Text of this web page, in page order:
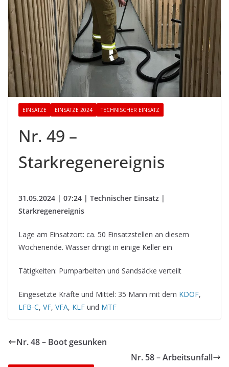
EINSÄTZE EINSÄTZE 2024 TECHNISCHER EINSATZ
Nr. 49 –
Starkregenereignis
31.05.2024 | 07:24 | Technischer Einsatz |
Starkregenereignis
Lage am Einsatzort: ca. 50 Einsatzstellen an diesem
Wochenende. Wasser dringt in einige Keller ein
Tätigkeiten: Pumparbeiten und Sandsäcke verteilt
Eingesetzte Kräfte und Mittel: 35 Mann mit dem KDOF,
LFB-C, VF, VFA, KLF und MTF
Nr. 48 – Boot gesunken
Nr. 58 – Arbeitsunfall